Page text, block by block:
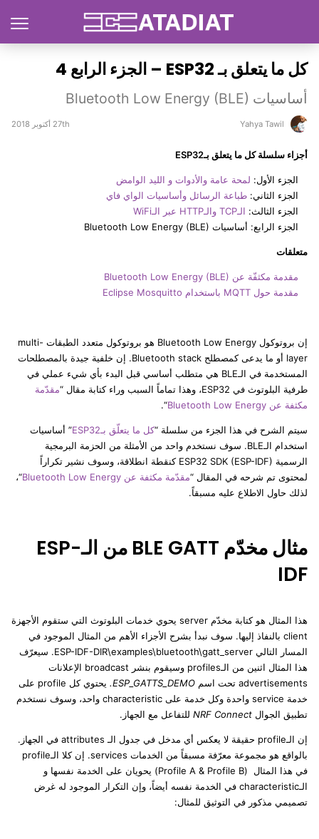
كل ما يتعلق بـ ESP32 – الجزء الرابع 4
أساسيات Bluetooth Low Energy (BLE)
Yahya Tawil 27th أكتوبر 2018
أجزاء سلسلة كل ما يتعلق بـESP32
الجزء الأول: لمحة عامة والأدوات و الليد الوامض
الجزء الثاني: طباعة الرسائل وأساسيات الواي فاي
الجزء الثالث: الـTCP والـHTTP عبر الـWiFi
الجزء الرابع: أساسيات Bluetooth Low Energy (BLE)
متعلقات
مقدمة مكثفّة عن Bluetooth Low Energy (BLE)
مقدمة حول MQTT باستخدام Eclipse Mosquitto
إن بروتوكول Bluetooth Low Energy هو بروتوكول متعدد الطبقات multi-
layer أو ما يدعى كمصطلح Bluetooth stack. إن خلفية جيدة بالمصطلحات
المستخدمة في الـBLE هي متطلب أساسي قبل البدء بأي شيء عملي في
طرفية البلوتوث في ESP32، وهذا تماماً السبب وراء كتابة مقال “
مقدّمة
مكثفة عن Bluetooth Low Energy
“.
سيتم الشرح في هذا الجزء من سلسلة “كل ما يتعلّق بـESP32
” أساسيات
استخدام الـBLE. سوف نستخدم واحد من الأمثلة من الحزمة البرمجية
الرسمية ESP32 SDK (ESP-IDF) كنقطة انطلاقة، وسوف نشير تكراراً
لمحتوى تم شرحه في المقال “مقدّمة مكثفة عن Bluetooth Low Energy
“،
لذلك حاول الاطلاع عليه مسبقاً.
مثال مخدّم BLE GATT من الـESP-
IDF
هذا المثال هو كتابة مخدّم server يحوي خدمات البلوتوث التي ستقوم الأجهزة
client بالنفاذ إليها. سوف نبدأ بشرح الأجزاء الأهم من المثال الموجود في
المسار التالي ESP-IDF-DIR\examples\bluetooth\gatt_server. سيعرّف
هذا المثال اثنين من الـprofiles وسيقوم بنشر broadcast الإعلانات
advertisements تحت اسم
ESP_GATTS_DEMO.
يحتوي كل profile على
خدمة service واحدة وكل خدمة على characteristic واحد، وسوف نستخدم
تطبيق الجوال NRF Connect للتفاعل مع الجهاز.
إن الـprofile حقيقة لا يعكس أي مدخل في جدول الـ attributes في الجهاز.
بالواقع هو مجموعة معرّفة مسبقاً من الخدمات services. إن كلا الـprofile
في هذا المثال (Profile A & Profile B) يحويان على الخدمة نفسها و
الـcharacteristic في الخدمة نفسه أيضاً، وإن التكرار الموجود له غرض
تصميمي مذكور في التوثيق للمثال: